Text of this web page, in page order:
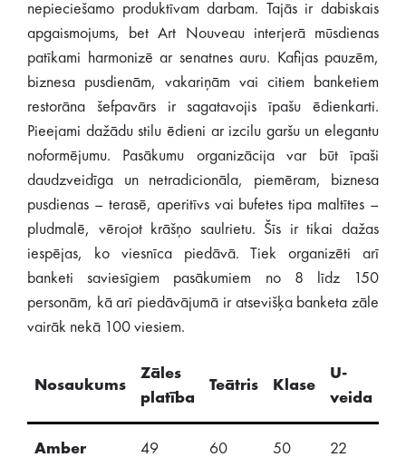
nepieciešamo produktīvam darbam. Tajās ir dabiskais
apgaismojums, bet Art Nouveau interjerā mūsdienas
patīkami harmonizē ar senatnes auru. Kafijas pauzēm,
biznesa pusdienām, vakariņām vai citiem banketiem
restorāna šefpavārs ir sagatavojis īpašu ēdienkarti.
Pieejami dažādu stilu ēdieni ar izcilu garšu un elegantu
noformējumu. Pasākumu organizācija var būt īpaši
daudzveidīga un netradicionāla, piemēram, biznesa
pusdienas – terasē, aperitīvs vai bufetes tipa maltītes –
pludmalē, vērojot krāšņo saulrietu. Šīs ir tikai dažas
iespējas, ko viesnīca piedāvā. Tiek organizēti arī
banketi saviesīgiem pasākumiem no 8 līdz 150
personām, kā arī piedāvājumā ir atsevišķa banketa zāle
vairāk nekā 100 viesiem.
Nosaukums
Zāles
platība
Teātris Klase
U-
veida
Amber 49 60 50 22